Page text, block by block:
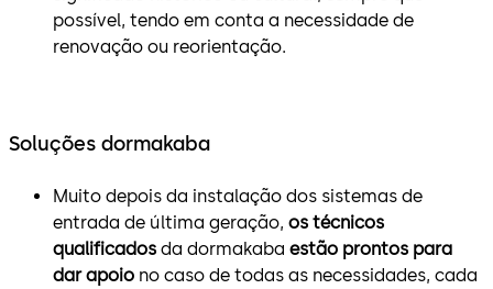
possível, tendo em conta a necessidade de
renovação ou reorientação.
Soluções dormakaba
Muito depois da instalação dos sistemas de
entrada de última geração, os técnicos
qualificados da dormakaba estão prontos para
dar apoio no caso de todas as necessidades, cada